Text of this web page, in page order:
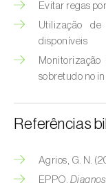
Evitar regas
Utilização de
disponíveis
sobretudo no
Referências
Agrios, G. N.
EPPO.